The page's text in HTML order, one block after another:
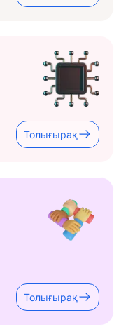
Толығырақ
Толығырақ